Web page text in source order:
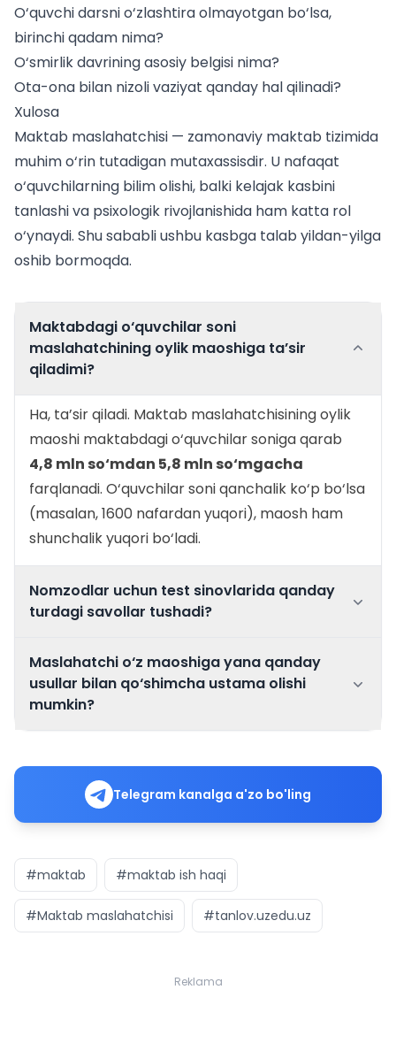
O‘quvchi darsni o‘zlashtira olmayotgan bo‘lsa,
birinchi qadam nima?
O‘smirlik davrining asosiy belgisi nima?
Ota-ona bilan nizoli vaziyat qanday hal qilinadi?
Xulosa
Maktab maslahatchisi — zamonaviy maktab tizimida
muhim o‘rin tutadigan mutaxassisdir. U nafaqat
o‘quvchilarning bilim olishi, balki kelajak kasbini
tanlashi va psixologik rivojlanishida ham katta rol
o‘ynaydi. Shu sababli ushbu kasbga talab yildan-yilga
oshib bormoqda.
Maktabdagi o‘quvchilar soni
maslahatchining oylik maoshiga ta’sir
qiladimi?
Ha, ta’sir qiladi. Maktab maslahatchisining oylik
maoshi maktabdagi o‘quvchilar soniga qarab
4,8 mln so‘mdan 5,8 mln so‘mgacha
farqlanadi. O‘quvchilar soni qanchalik ko‘p bo‘lsa
(masalan, 1600 nafardan yuqori), maosh ham
shunchalik yuqori bo‘ladi.
Nomzodlar uchun test sinovlarida qanday
turdagi savollar tushadi?
topshiriqlar
Maslahatchi o‘z maoshiga yana qanday
usullar bilan qo‘shimcha ustama olishi
mumkin?
30% ustamaTelegram kanalga a'zo bo'ling
#maktab #maktab ish haqi
#Maktab maslahatchisi #tanlov.uzedu.uz
Reklama